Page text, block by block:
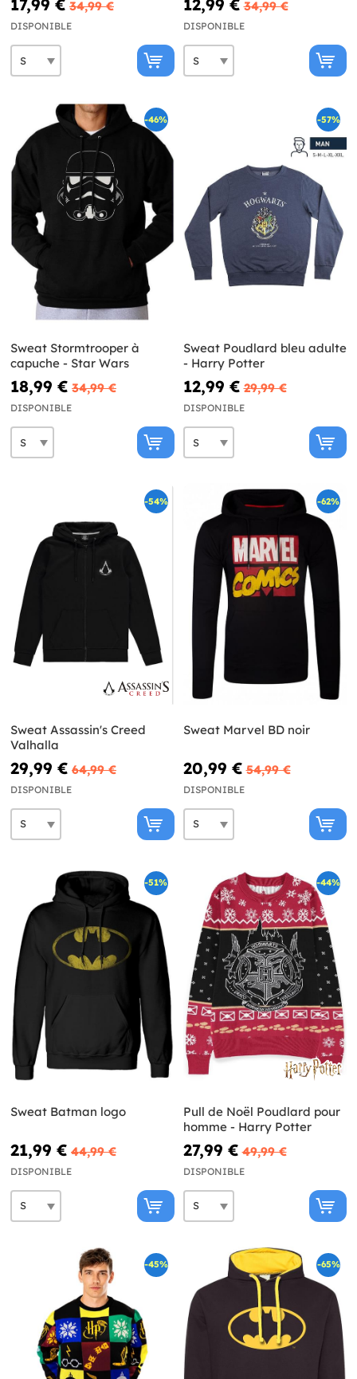
17,99 € 34,99 €
DISPONIBLE
12,99 € 34,99 €
DISPONIBLE
-46%
Sweat Stormtrooper à
capuche - Star Wars
18,99 € 34,99 €
DISPONIBLE
-57%
Sweat Poudlard bleu adulte
- Harry Potter
12,99 € 29,99 €
DISPONIBLE
-54%
Sweat Assassin's Creed
Valhalla
29,99 € 64,99 €
DISPONIBLE
-62%
Sweat Marvel BD noir
20,99 € 54,99 €
DISPONIBLE
-51%
Sweat Batman logo
21,99 € 44,99 €
DISPONIBLE
-44%
Pull de Noël Poudlard pour
homme - Harry Potter
27,99 € 49,99 €
DISPONIBLE
-45% -65%